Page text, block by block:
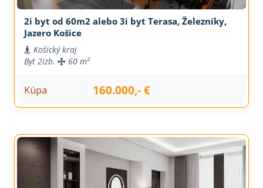
2i byt od 60m2 alebo 3i byt Terasa, Železníky,
Jazero Košice
Košický kraj
Byt 2izb. 60 m²
Kúpa 160.000,- €